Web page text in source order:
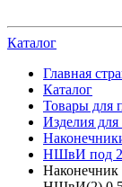
Каталог
Главная
Каталог
Товары для
Изделия
НШвИ под 2